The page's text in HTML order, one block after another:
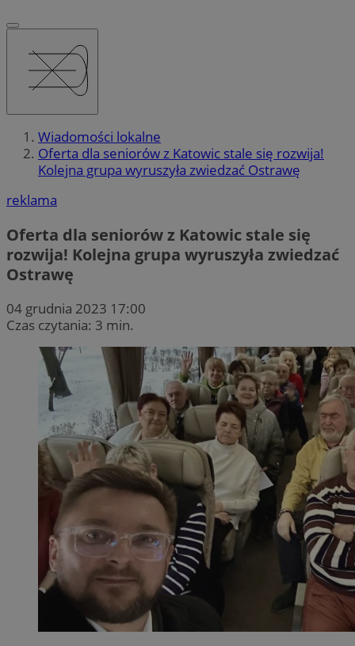
Wiadomości lokalne
Oferta dla seniorów z Katowic stale się rozwija!
Kolejna grupa wyruszyła zwiedzać Ostrawę
reklama
Oferta dla seniorów z Katowic stale się
rozwija! Kolejna grupa wyruszyła zwiedzać
Ostrawę
04 grudnia 2023 17:00
Czas czytania: 3 min.